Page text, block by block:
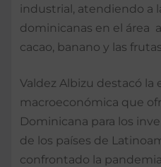
industrial, atendiendo a
dominicanas en el área
cacao, banano y las
Valdez Albizu destacó la
macroeconómica que
Dominicana para los
de los países de
confrontado la